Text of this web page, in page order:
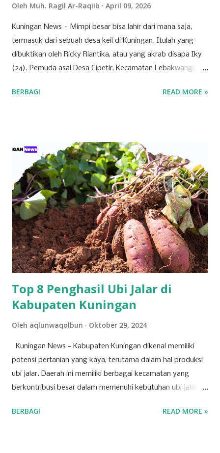
Oleh Muh. Ragil Ar-Raqiib April 09, 2026
Kuningan News – Mimpi besar bisa lahir dari mana saja,
termasuk dari sebuah desa keil di Kuningan. Itulah yang
dibuktikan oleh Ricky Riantika, atau yang akrab disapa Iky
(24). Pemuda asal Desa Cipetir, Kecamatan Lebakwangi, ini
ketatnya persaingan di dunia hiburan nasional. Nama Iky
28 Maret 2026 lalu, Ikyy memberanikan diri untuk tampil
dalam ajang pencarian bakat bergengsi, DMD (Dangdut
Mania Dadakan). Meski belum berhasil keluar sebagai juara,
pengalaman tersebut menjadi tonggak sejarah penting
dalam karier bermusiknya. “Iya alhamdulillah aktu tannggal
28 maret kemarin, ikut dmd ya walaupun tidak sampai jadi
juara cuman aku ingin terus mendalami dan berkiprah lewat
karya Aku di dunia seni musik ini,” tuturnya kala
diwawancara Kamis (9/4/2026). Baginya, kegagalan...
BERBAGI READ MORE »
Top 8 Penghasil Ubi Jalar di
Kabupaten Kuningan
Oleh aqlunwaqolbun Oktober 29, 2024
Kuningan News - Kabupaten Kuningan dikenal memiliki
potensi pertanian yang kaya, terutama dalam hal produksi
ubi jalar. Daerah ini memiliki berbagai kecamatan yang
berkontribusi besar dalam memenuhi kebutuhan ubi jalar,
tujuh kecamatan di Kabupaten Kuningan yang mencatat
BERBAGI READ MORE »